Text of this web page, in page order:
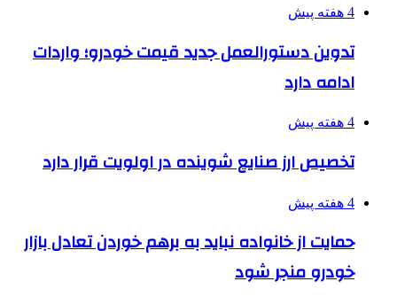
4 هفته پیش
تدوین دستورالعمل جدید قیمت خودرو؛ واردات
ادامه دارد
4 هفته پیش
تخصیص ارز صنایع شوینده در اولویت قرار دارد
4 هفته پیش
حمایت از خانواده نباید به برهم خوردن تعادل بازار
خودرو منجر شود